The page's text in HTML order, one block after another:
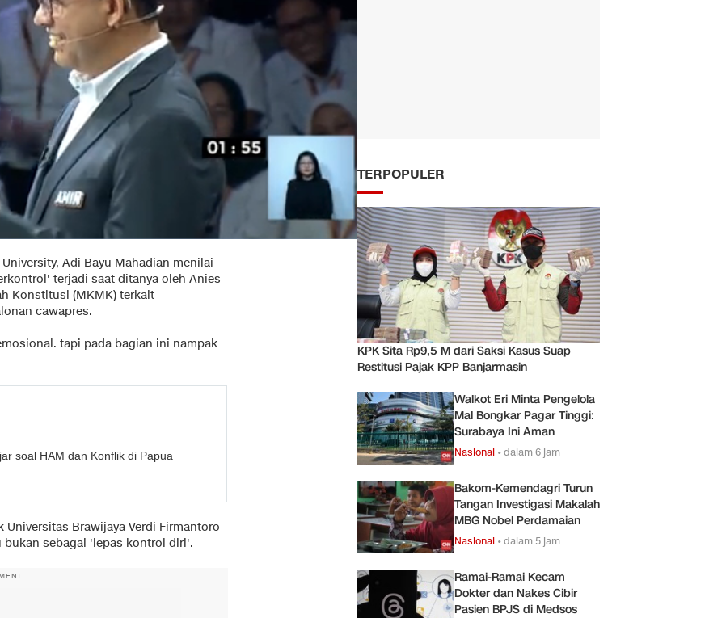
Adi Bayu Mahadian menilai
terjadi saat ditanya oleh Anies
Konstitusi (MKMK) terkait
cawapres.
tapi pada bagian ini nampak
soal HAM dan Konflik di Papua
Brawijaya Verdi Firmantoro
sebagai 'lepas kontrol diri'.
TERPOPULER
KPK Sita Rp9,5 M dari Saksi Kasus Suap
Restitusi Pajak KPP Banjarmasin
Walkot Eri Minta Pengelola
Mal Bongkar Pagar Tinggi:
Surabaya Ini Aman
Nasional •dalam 6 jam
Bakom-Kemendagri Turun
Tangan Investigasi Makalah
MBG Nobel Perdamaian
Nasional •dalam 5 jam
Ramai-Ramai Kecam
Dokter dan Nakes Cibir
Pasien BPJS di Medsos